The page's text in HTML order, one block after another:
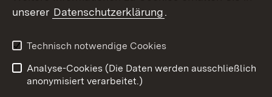
unserer Datenschutzerklärung.
Technisch notwendige Cookies
Analyse-Cookies (Die Daten werden ausschließlich
anonymisiert verarbeitet.)